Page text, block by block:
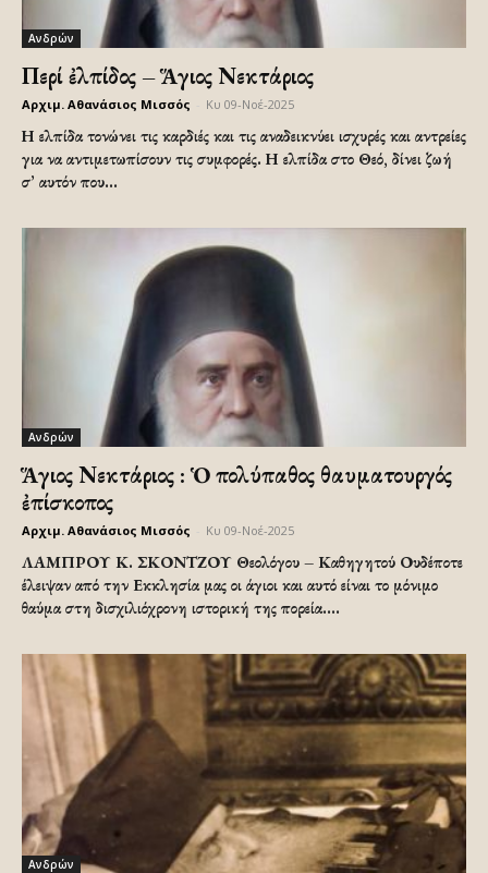
Ανδρών
Περί ἐλπίδος – Ἅγιος Νεκτάριος
Αρχιμ. Αθανάσιος Μισσός Κυ 09-Νοέ-2025
Η ελπίδα τονώνει τις καρδιές και τις αναδεικνύει ισχυρές και αντρείες
για να αντιμετωπίσουν τις συμφορές. Η ελπίδα στο Θεό, δίνει ζωή
σ’ αυτόν που...
Ανδρών
Ἅγιος Νεκτάριος : Ὁ πολύπαθος θαυματουργός
ἐπίσκοπος
Αρχιμ. Αθανάσιος Μισσός Κυ 09-Νοέ-2025
ΛΑΜΠΡΟΥ Κ. ΣΚΟΝΤΖΟΥ Θεολόγου – Καθηγητού Ουδέποτε
έλειψαν από την Εκκλησία μας οι άγιοι και αυτό είναι το μόνιμο
θαύμα στη δισχιλιόχρονη ιστορική της πορεία....
Ανδρών